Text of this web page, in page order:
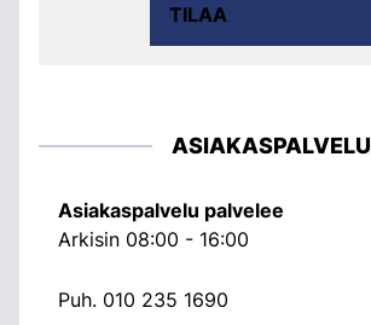
TILAA
ASIAKASPALVELU
Asiakaspalvelu palvelee
Arkisin 08:00 - 16:00
Puh. 010 235 1690